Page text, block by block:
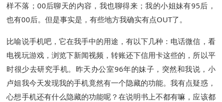
样不落；00后聊天的内容，我也聊得来；我的小姐妹有95后，
也有00后。但是事实是，有些地方我确实有点OUT了。
比喻说手机吧，它在我手中的用途，有以下几种：电话微信，看
电视玩游戏，浏览下新闻视频，转账还下信用卡这些的，所以平
时很少去研究手机。昨天办公室96年的妹子，突然和我说，小
卢姐我今天发现我的手机竟然有一个隐藏的功能。我有点疑惑，
心想手机还有什么隐藏的功能呢？在说明书上不都有嘛，应该都